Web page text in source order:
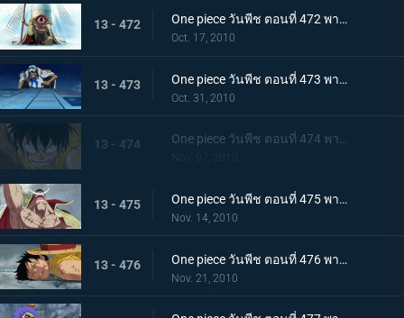
13 - 472 One piece วันพีช ตอนที่ 472 พากย์ไทย อุบายของอาคาอินุ! หนวดขาวติดกับเข้าแล้ว
Oct. 17, 2010
13 - 473 One piece วันพีช ตอนที่ 473 พากย์ไทย เริ่มใช้แผนกำแพงล้อม! กลุ่มโจรสลัดหนวดขาวจนมุม!!
Oct. 31, 2010
13 - 474 One piece วันพีช ตอนที่ 474 พากย์ไทย คำสั่งลงมือประหารออกมาแล้ว ถล่มกำแพงที่ล้อมเร็วเข้า!
13 - 475 One piece วันพีช ตอนที่ 475 พากย์ไทย เข้าสู่ช่วงสุดท้าย! หมากพลิกสถานการณ์ของหนวดขาว
Nov. 14, 2010
13 - 476 One piece วันพีช ตอนที่ 476 พากย์ไทย ลูพี่หมดแรง! สงครามดุเดือดเหนือลานโอริส!!
Nov. 21, 2010